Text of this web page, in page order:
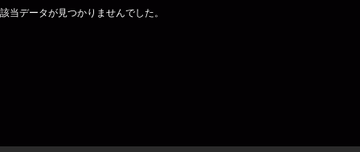
該当データが見つかりませんでした。